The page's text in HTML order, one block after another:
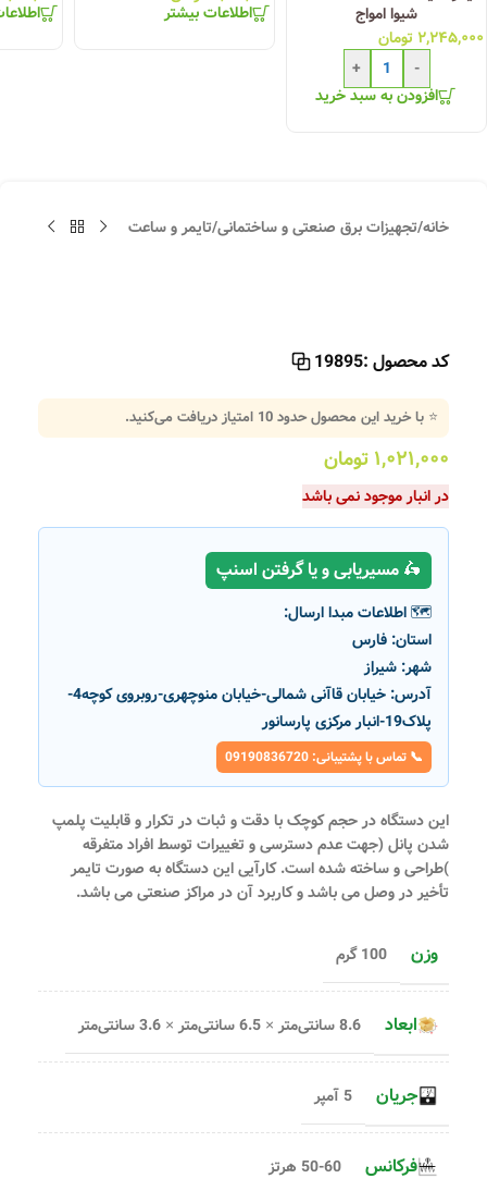
شیوا امواج
۲,۲۴۵,۰۰۰ تومان
-
+
افزودن به سبد خرید
اطلاعات بیشتر
خانه/تجهیزات برق صنعتی و ساختمانی/تایمر و ساعت
کد محصول :19895
⭐ با خرید این محصول حدود10 امتیاز دریافت می‌کنید.
۱,۰۲۱,۰۰۰ تومان
در انبار موجود نمی باشد
🛵 مسیریابی و یا گرفتن اسنپ
🗺️ اطلاعات مبدا ارسال:
استان: فارس
شهر: شیراز
آدرس:
خیابان قاآنی شمالی-خیابان منوچهری-روبروی کوچه4-
پلاک19-انبار مرکزی پارسانور
📞 تماس با پشتیبانی: 09190836720
این دستگاهدر حجم کوچک با دقت و ثبات در تکرار و قابلیت پلمپ
شدن پانل (جهت عدم دسترسی و تغییرات توسط افراد متفرقه
)طراحی و ساخته شده است. کارآیی این دستگاه به صورت تایمر
تأخیر در وصل می باشد و کاربرد آن در مراکز صنعتی می باشد.
وزن 100 گرم
ابعاد 8.6 سانتی‌متر × 6.5 سانتی‌متر × 3.6 سانتی‌متر
جریان 5 آمپر
فرکانس 50-60 هرتز